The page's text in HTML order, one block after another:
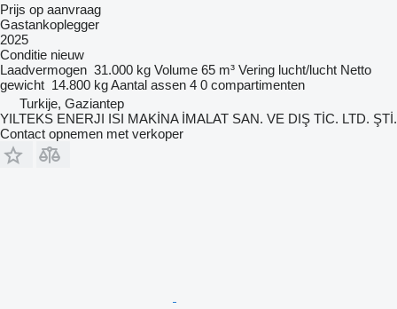
Prijs op aanvraag
Gastankoplegger
2025
Conditie nieuw
Laadvermogen 31.000 kg Volume 65 m³ Vering lucht/lucht Netto
gewicht 14.800 kgAantal assen 4 0 compartimenten
Turkije, Gaziantep
YILTEKS ENERJI ISI MAKİNA İMALAT SAN. VE DIŞ TİC. LTD. ŞTİ.
Contact opnemen met verkoper